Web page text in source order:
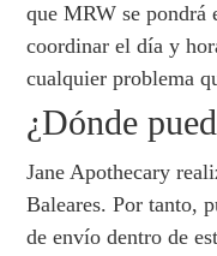
que MRW se pondrá
coordinar el día y
cualquier problema
¿Dónde
Jane Apothecary
Baleares. Por tanto,
de envío dentro de